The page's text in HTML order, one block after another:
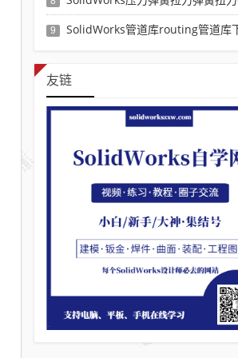
9 SolidWorks管道库routing管道库
友链